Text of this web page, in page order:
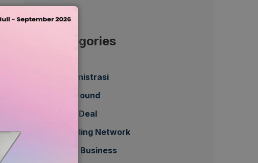
Categories
Administrasi
All Around
Best Deal
Bundling Network
Daily Business